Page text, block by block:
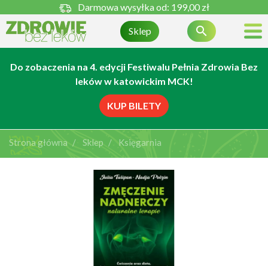
Darmowa wysyłka od: 199,00 zł
Sklep 
Do zobaczenia na 4. edycji Festiwalu Pełnia Zdrowia Bez
leków w katowickim MCK!
KUP BILETY
Strona główna Sklep Księgarnia